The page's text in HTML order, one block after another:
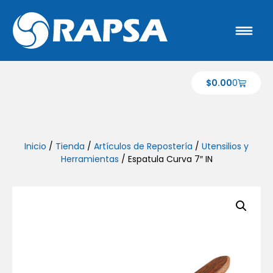
$0.000
Inicio / Tienda / Artículos de Repostería / Utensilios y
Herramientas / Espatula Curva 7″ IN